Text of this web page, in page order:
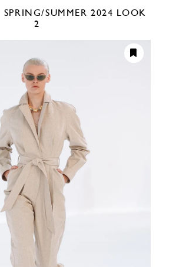
SPRING/SUMMER 2024 LOOK
2